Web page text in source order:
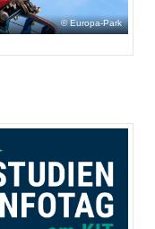
Europa-Park